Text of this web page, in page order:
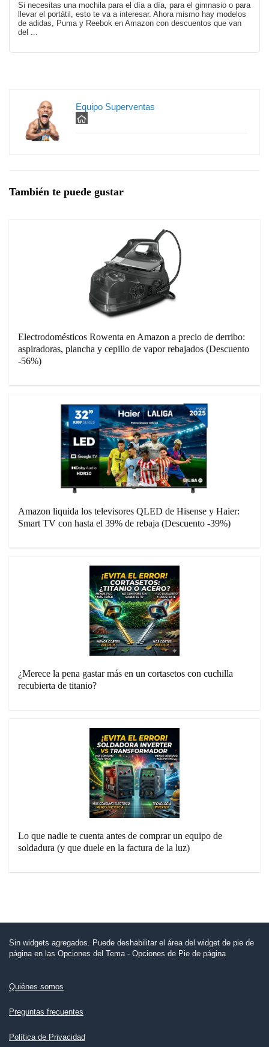
Si necesitas una mochila para el día a día, para el gimnasio o para
llevar el portátil, esto te va a interesar. Ahora mismo hay modelos
de adidas, Puma y Reebok en Amazon con descuentos que van
del ...
Equipo Superventas
También te puede gustar
Electrodomésticos Rowenta en Amazon a precio de derribo:
aspiradoras, plancha y cepillo de vapor rebajados (Descuento
-56%)
Amazon liquida los televisores QLED de Hisense y Haier:
Smart TV con hasta el 39% de rebaja (Descuento -39%)
¿Merece la pena gastar más en un cortasetos con cuchilla
recubierta de titanio?
Lo que nadie te cuenta antes de comprar un equipo de
soldadura (y que duele en la factura de la luz)
Sin widgets agregados. Puede deshabilitar el área del widget de pie de
página en las Opciones del Tema - Opciones de Pie de página
Quiénes somos
Preguntas frecuentes
Política de Privacidad